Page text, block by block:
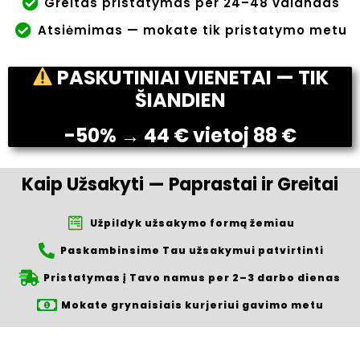
Atsiėmimas — mokate tik pristatymo metu
PASKUTINIAI VIENETAI — TIK
ŠIANDIEN
-50% → 44 € vietoj 88 €
Kaip Užsakyti — Paprastai ir Greitai
Užpildyk užsakymo formą žemiau
Paskambinsime Tau užsakymui patvirtinti
Pristatymas į Tavo namus per 2–3 darbo dienas
Mokate grynaisiais kurjeriui gavimo metu